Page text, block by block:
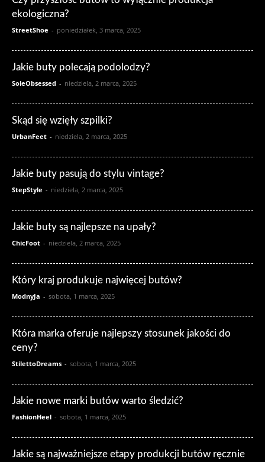
ekologiczna?
StreetShoe - poniedziałek, 3 marca, 2025
Jakie buty polecają podolodzy?
SoleObsessed - niedziela, 2 marca, 2025
Skąd się wzięły szpilki?
UrbanFeet - niedziela, 2 marca, 2025
Jakie buty pasują do stylu vintage?
StepStyle - niedziela, 2 marca, 2025
Jakie buty są najlepsze na upały?
ChicFoot - niedziela, 2 marca, 2025
Który kraj produkuje najwięcej butów?
ModnyJa - sobota, 1 marca, 2025
Która marka oferuje najlepszy stosunek jakości do
ceny?
StilettoDreams - sobota, 1 marca, 2025
Jakie nowe marki butów warto śledzić?
FashionHeel - sobota, 1 marca, 2025
Jakie są najważniejsze etapy produkcji butów ręcznie